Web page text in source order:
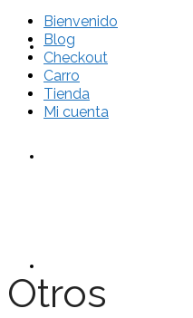
Bienvenido
Bienvenido
Blog
Checkout
Carro
Tienda
Mi cuenta
Otros